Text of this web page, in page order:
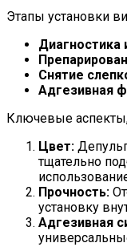
Этапы установки
Диагностика
Снятие
Адгезивная
Ключевые
Цвет:
тщательно
Прочность:
установку
Адгезивная